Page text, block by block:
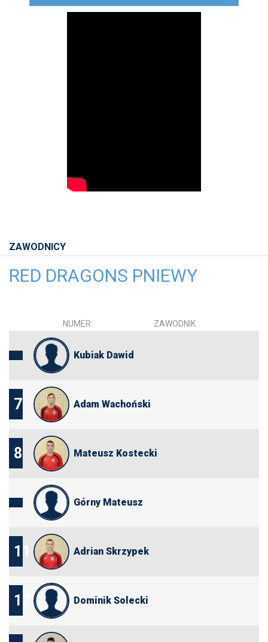
ZAWODNICY
RED DRAGONS PNIEWY
NUMER ZAWODNIK
Kubiak Dawid
7 Adam Wachoński
8 Mateusz Kostecki
Górny Mateusz
11 Adrian Skrzypek
12 Dominik Solecki